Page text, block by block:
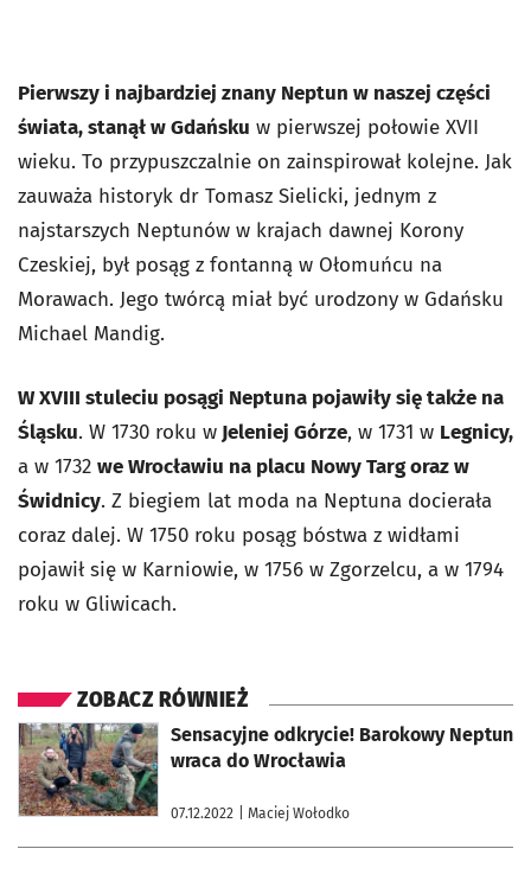
Pierwszy i najbardziej znany Neptun w naszej części
świata, stanął w Gdańsku w pierwszej połowie XVII
wieku. To przypuszczalnie on zainspirował kolejne. Jak
zauważa historyk dr Tomasz Sielicki, jednym z
najstarszych Neptunów w krajach dawnej Korony
Czeskiej, był posąg z fontanną w Ołomuńcu na
Morawach. Jego twórcą miał być urodzony w Gdańsku
Michael Mandig.
W XVIII stuleciu posągi Neptuna pojawiły się także na
Śląsku. W 1730 roku w Jeleniej Górze, w 1731 w Legnicy,
a w 1732 we Wrocławiu na placu Nowy Targ oraz w
Świdnicy. Z biegiem lat moda na Neptuna docierała
coraz dalej. W 1750 roku posąg bóstwa z widłami
pojawił się w Karniowie, w 1756 w Zgorzelcu, a w 1794
roku w Gliwicach.
ZOBACZ RÓWNIEŻ
Sensacyjne odkrycie! Barokowy Neptun
wraca do Wrocławia
07.12.2022 | Maciej Wołodko
otworzy się w nowej karcie